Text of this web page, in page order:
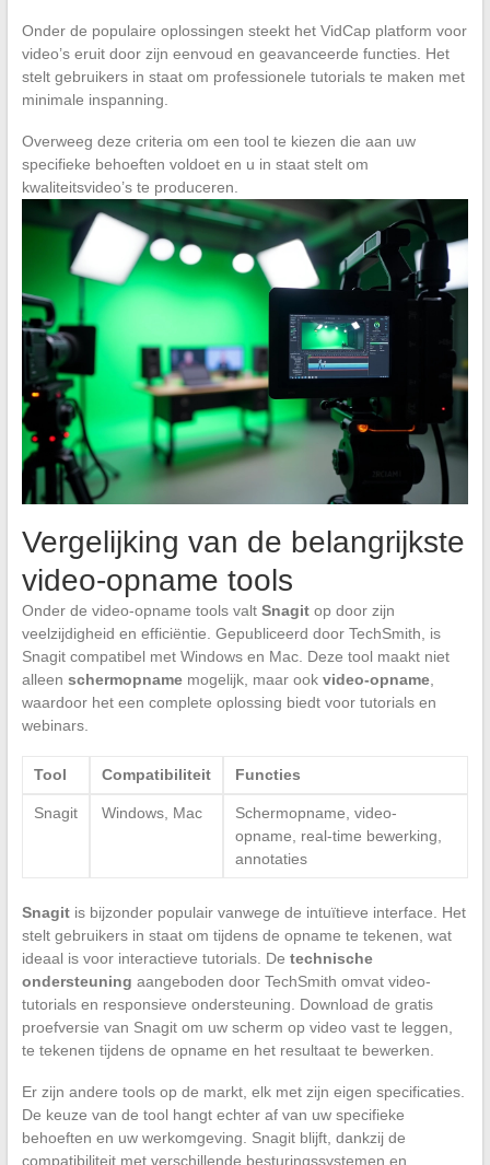
Onder de populaire oplossingen steekt het VidCap platform voor
video’s eruit door zijn eenvoud en geavanceerde functies. Het
stelt gebruikers in staat om professionele tutorials te maken met
minimale inspanning.
Overweeg deze criteria om een tool te kiezen die aan uw
specifieke behoeften voldoet en u in staat stelt om
kwaliteitsvideo’s te produceren.
Vergelijking van de belangrijkste
video-opname tools
Onder de video-opname tools valt Snagitop door zijn
veelzijdigheid en efficiëntie. Gepubliceerd door TechSmith, is
Snagit compatibel met Windows en Mac. Deze tool maakt niet
alleen schermopnamemogelijk, maar ook video-opname,
waardoor het een complete oplossing biedt voor tutorials en
webinars.
Tool Compatibiliteit Functies
Snagit Windows, Mac
Schermopname, video-
opname, real-time bewerking,
annotaties
Snagitis bijzonder populair vanwege de intuïtieve interface. Het
stelt gebruikers in staat om tijdens de opname te tekenen, wat
ideaal is voor interactieve tutorials. De technische
ondersteuning aangeboden door TechSmith omvat video-
tutorials en responsieve ondersteuning. Download de gratis
proefversie van Snagit om uw scherm op video vast te leggen,
te tekenen tijdens de opname en het resultaat te bewerken.
Er zijn andere tools op de markt, elk met zijn eigen specificaties.
De keuze van de tool hangt echter af van uw specifieke
behoeften en uw werkomgeving. Snagit blijft, dankzij de
compatibiliteit met verschillende besturingssystemen en